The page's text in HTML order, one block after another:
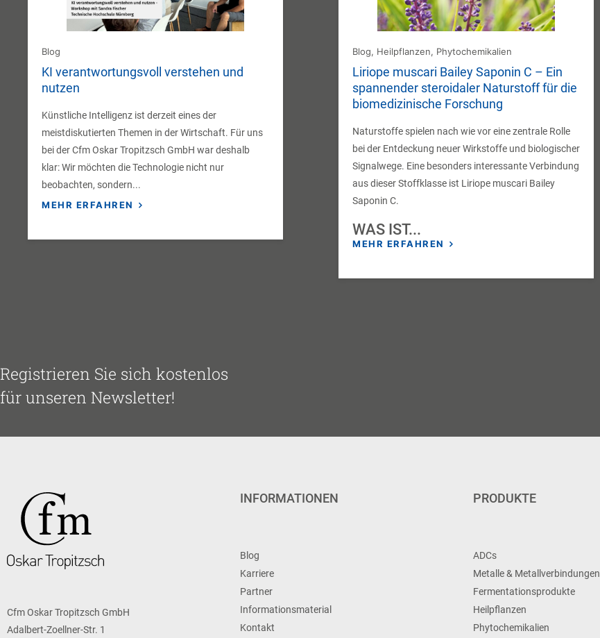
Blog
KI verantwortungsvoll verstehen und
nutzen
Künstliche Intelligenz ist derzeit eines der
meistdiskutierten Themen in der Wirtschaft. Für uns
bei der Cfm Oskar Tropitzsch GmbH war deshalb
klar: Wir möchten die Technologie nicht nur
beobachten, sondern...
MEHR ERFAHREN
Blog, Heilpflanzen, Phytochemikalien
Liriope muscari Bailey Saponin C – Ein
spannender steroidaler Naturstoff für die
biomedizinische Forschung
Naturstoffe spielen nach wie vor eine zentrale Rolle
bei der Entdeckung neuer Wirkstoffe und biologischer
Signalwege. Eine besonders interessante Verbindung
aus dieser Stoffklasse ist Liriope muscari Bailey
Saponin C.
WAS IST...
MEHR ERFAHREN
Registrieren Sie sich kostenlos
für unseren Newsletter!
Cfm Oskar Tropitzsch GmbH
Adalbert-Zoellner-Str. 1
INFORMATIONEN
Blog
Karriere
Partner
Informationsmaterial
Kontakt
PRODUKTE
ADCs
Metalle & Metallverbindungen
Fermentationsprodukte
Heilpflanzen
Phytochemikalien